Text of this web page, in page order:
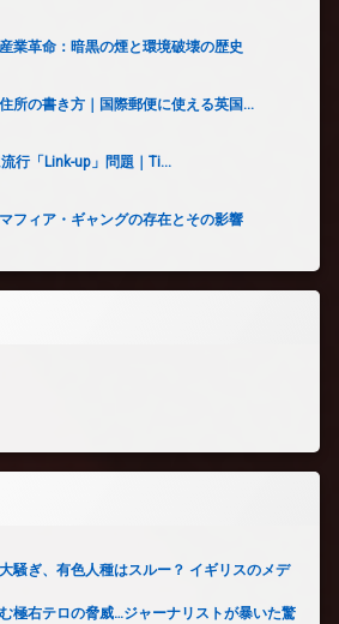
業革命：暗黒の煙と環境破壊の歴史
所の書き方｜国際郵便に使える英国...
行「Link-up」問題｜Ti...
フィア・ギャングの存在とその影響
騒ぎ、有色人種はスルー？ イギリスのメデ
極右テロの脅威…ジャーナリストが暴いた驚